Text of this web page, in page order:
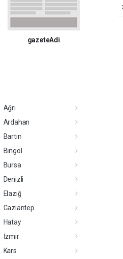
gazeteAdi
Ağrı
Ardahan
Bartın
Bingöl
Bursa
Denizli
Elazığ
Gaziantep
Hatay
İzmir
Kars